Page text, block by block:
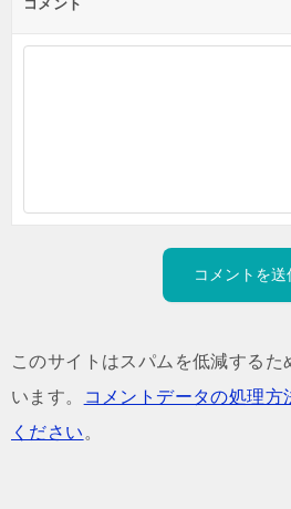
コメント
このサイトはスパムを低減するた
います。
コメントデータの処理
ください 。